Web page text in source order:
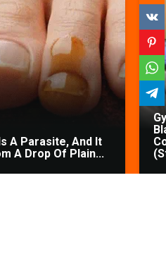
A Parasite, And It
A Drop Of Plain...